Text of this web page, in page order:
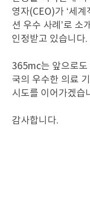
영자(CEO)가 ‘세
션 우수 사례’로 소
인정받고 있습니다.
365mc는 앞으로도
국의 우수한 의료
시도를 이어가겠습
감사합니다.